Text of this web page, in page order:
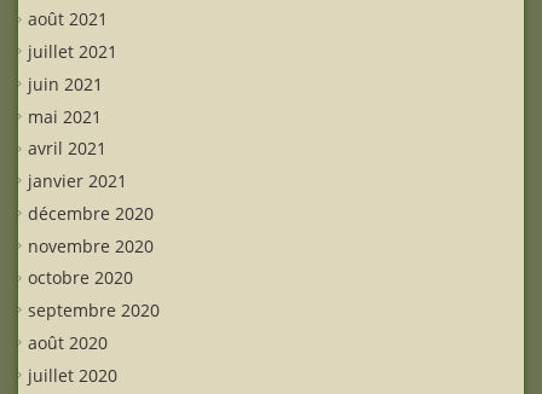
août 2021
juillet 2021
juin 2021
mai 2021
avril 2021
janvier 2021
décembre 2020
novembre 2020
octobre 2020
septembre 2020
août 2020
juillet 2020